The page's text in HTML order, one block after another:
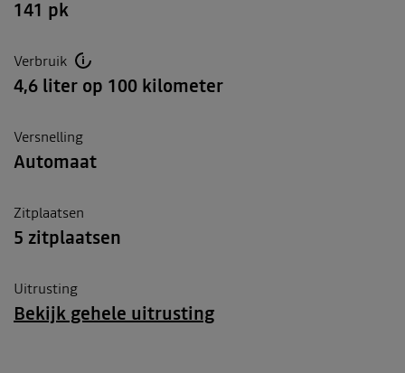
141 pk
Verbruik
4,6 liter op 100 kilometer
Versnelling
Automaat
Zitplaatsen
5 zitplaatsen
Uitrusting
Bekijk gehele uitrusting